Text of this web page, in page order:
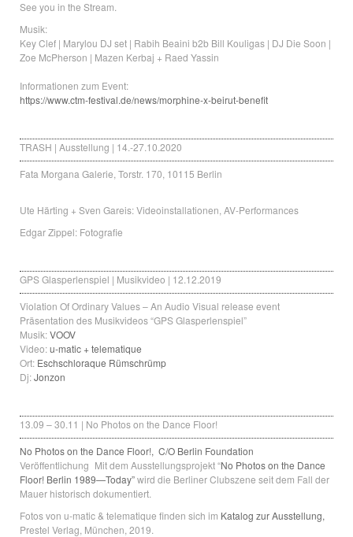
See you in the Stream.
Musik:
Key Clef | Marylou DJ set | Rabih Beaini b2b Bill Kouligas | DJ Die Soon |
Zoe McPherson | Mazen Kerbaj + Raed Yassin
Informationen zum Event:
https://www.ctm-festival.de/news/morphine-x-beirut-benefit
TRASH | Ausstellung | 14.-27.10.2020
Fata Morgana Galerie, Torstr. 170, 10115 Berlin
Ute Härting + Sven Gareis: Videoinstallationen, AV-Performances
Edgar Zippel: Fotografie
GPS Glasperlenspiel | Musikvideo | 12.12.2019
Violation Of Ordinary Values – An Audio Visual release event
Präsentation des Musikvideos “GPS Glasperlenspiel”
Musik:VOOV
Video:u-matic + telematique
Ort: Eschschloraque Rümschrümp
Dj:Jonzon
13.09 – 30.11 | No Photos on the Dance Floor!
No Photos on the Dance Floor!, C/O Berlin Foundation
Veröffentlichung Mit dem Ausstellungsprojekt “No Photos on the Dance
Floor! Berlin 1989—Today”wird die Berliner Clubszene seit dem Fall der
Mauer historisch dokumentiert.
Fotos von u-matic & telematique finden sich im Katalog zur Ausstellung,
Prestel Verlag, München, 2019.